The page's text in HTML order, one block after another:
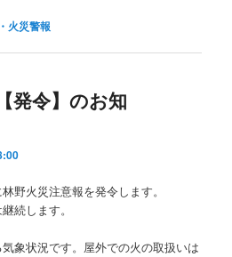
火災警報
発令】のお知
野火災注意報を発令します。
続します。
象状況です。屋外での火の取扱いは